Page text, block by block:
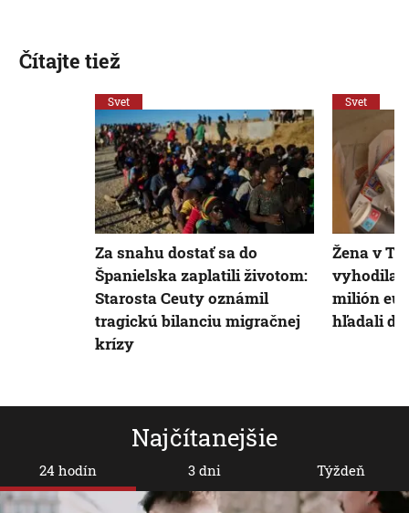
Najčítanejšie
24 hodín 3 dni Týždeň
Čítajte tiež
Svet
Za snahu dostať sa do
Španielska zaplatili životom:
Starosta Ceuty oznámil
tragickú bilanciu migračnej
krízy
Svet
Žena v
vyhodila
milión
hľadali